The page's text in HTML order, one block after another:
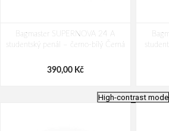
Bagmaster SUPERNOVA 24 A
studentský penál – černo-bílý Černá
390,00 Kč
High-contrast mode